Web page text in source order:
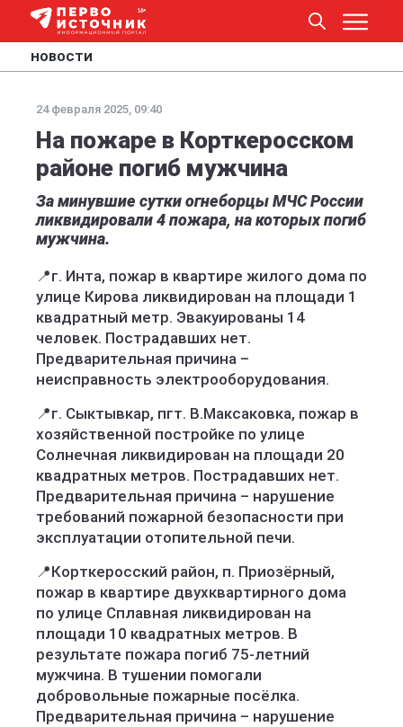
НОВОСТИ
24 февраля 2025, 09:40
На пожаре в Корткеросском
районе погиб мужчина
За минувшие сутки огнеборцы МЧС России
ликвидировали 4 пожара, на которых погиб
мужчина.
📍г. Инта, пожар в квартире жилого дома по
улице Кирова ликвидирован на площади 1
квадратный метр. Эвакуированы 14
человек. Пострадавших нет.
Предварительная причина –
неисправность электрооборудования.
📍г. Сыктывкар, пгт. В.Максаковка, пожар в
хозяйственной постройке по улице
Солнечная ликвидирован на площади 20
квадратных метров. Пострадавших нет.
Предварительная причина – нарушение
требований пожарной безопасности при
эксплуатации отопительной печи.
📍Корткеросский район, п. Приозёрный,
пожар в квартире двухквартирного дома
по улице Сплавная ликвидирован на
площади 10 квадратных метров. В
результате пожара погиб 75-летний
мужчина. В тушении помогали
добровольные пожарные посёлка.
Предварительная причина – нарушение